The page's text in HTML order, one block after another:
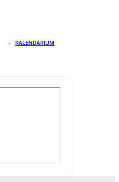
KALENDARIUM